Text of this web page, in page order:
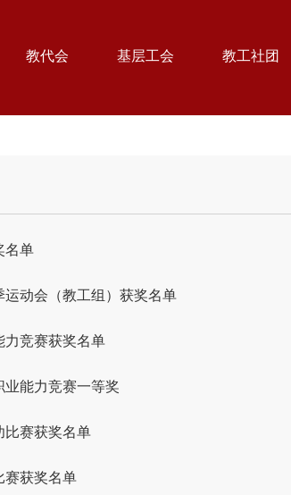
教代会 基层工会 教工社团
名单
运动会（教工组）获奖名单
力竞赛获奖名单
能力竞赛一等奖
比赛获奖名单
赛获奖名单